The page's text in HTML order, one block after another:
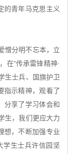
的青年马克思主义
憎分明不忘本，立
在“传承雷锋精神·
生士兵、国旗护卫
指示精神，观看了
分享了学习体会和
生，我们更应大力
想，不断加强专业
学生士兵许信园坚